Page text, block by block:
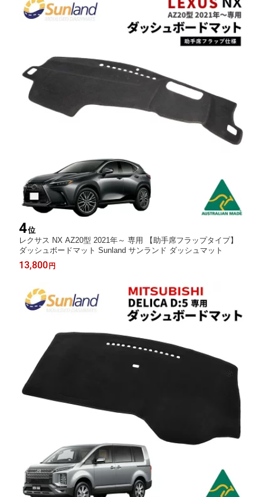
4位
レクサス NX AZ20型 2021年～ 専用 【助手席フラップタイプ】
ダッシュボードマット Sunland サンランド ダッシュマット
13,800 円